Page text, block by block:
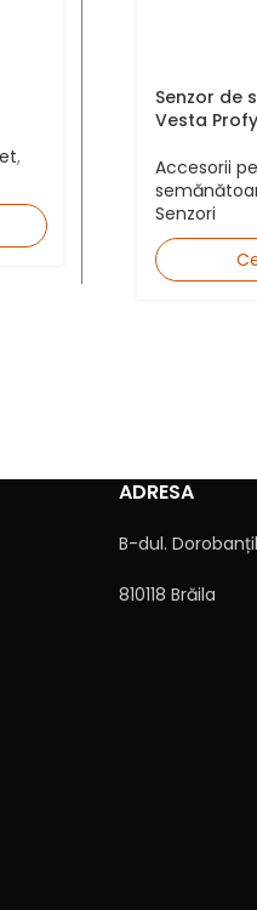
,
Senzor de
Vesta Profy
Accesorii
Senzori
ADRESA
B-dul.
810118 Brăila